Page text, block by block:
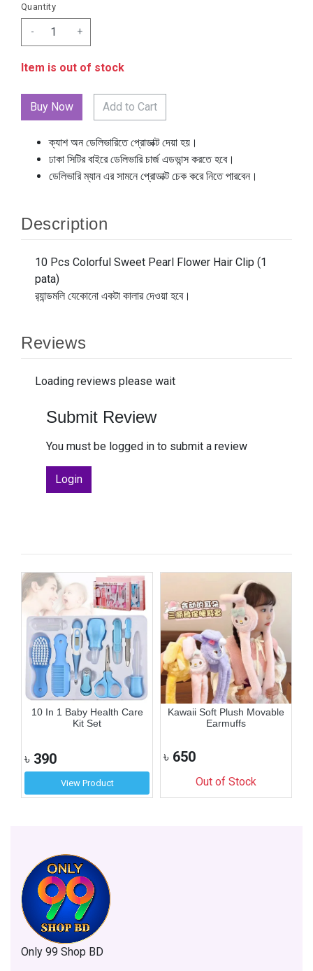
Quantity
- +
Item is out of stock
Add to Cart
ক্যাশ অন ডেলিভারিতে প্রোডাক্ট দেয়া হয়।
ঢাকা সিটির বাইরে ডেলিভারি চার্জ এডভান্স করতে হবে।
ডেলিভারি ম্যান এর সামনে প্রোডাক্ট চেক করে নিতে পারবেন।
Description
10 Pcs Colorful Sweet Pearl Flower Hair Clip (1
pata)
র‍্যান্ডমলি যেকোনো একটা কালার দেওয়া হবে।
Reviews
Loading reviews please wait
Submit Review
You must be logged in to submit a review
Login
10 In 1 Baby Health Care
Kit Set
৳ 390
View Product
Kawaii Soft Plush Movable
Earmuffs
৳ 650
Out of Stock
Only 99 Shop BD